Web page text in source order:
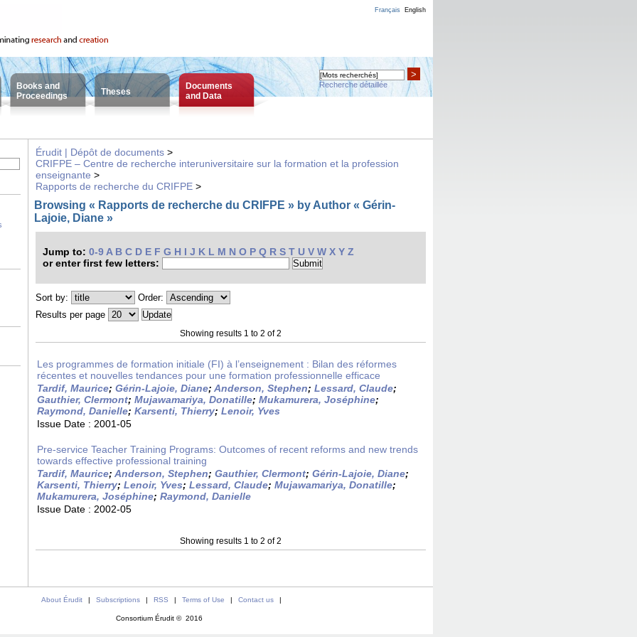
Français English
Books and
Proceedings
Theses
Documents
and Data
>
Recherche détaillée
Érudit | Dépôt de documents >
CRIFPE – Centre de recherche interuniversitaire sur la formation et la profession
enseignante >
Rapports de recherche du CRIFPE >
Browsing « Rapports de recherche du CRIFPE » by Author « Gérin-
Lajoie, Diane »
Jump to: 0-9 A B C D E F G H I J K L M N O P Q R S T U V W X Y Z
or enter first few letters:
Sort by:
Order:
Results per page
Showing results 1 to 2 of 2
Les programmes de formation initiale (FI) à l’enseignement : Bilan des réformes
récentes et nouvelles tendances pour une formation professionnelle efficace
Tardif, Maurice; Gérin-Lajoie, Diane; Anderson, Stephen; Lessard, Claude;
Gauthier, Clermont; Mujawamariya, Donatille; Mukamurera, Joséphine;
Raymond, Danielle; Karsenti, Thierry; Lenoir, Yves
Issue Date : 2001-05
Pre-service Teacher Training Programs: Outcomes of recent reforms and new trends
towards effective professional training
Tardif, Maurice; Anderson, Stephen; Gauthier, Clermont; Gérin-Lajoie, Diane;
Karsenti, Thierry; Lenoir, Yves; Lessard, Claude; Mujawamariya, Donatille;
Mukamurera, Joséphine; Raymond, Danielle
Issue Date : 2002-05
Showing results 1 to 2 of 2
About Érudit | Subscriptions | RSS | Terms of Use | Contact us |
Consortium Érudit © 2016